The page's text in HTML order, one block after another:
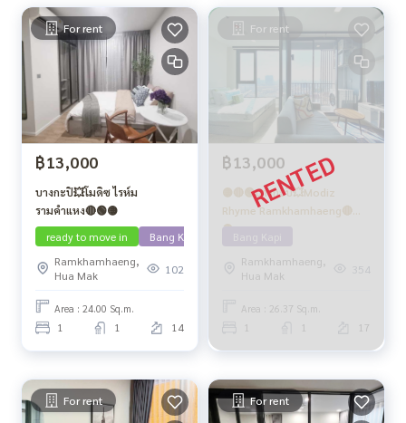
For rent
฿13,000
บางกะปิ💥โมดิซ ไรห์ม
รามคำแหง🔴🟢🟡
ready to move in
Bang Kapi
Ramkhamhaeng,
Hua Mak
102
Area : 24.00 Sq.m.
1 1 14
For rent
฿13,000
🟡🔴🟢บางกะปิ💥Modiz
Rhyme Ramkhamhaeng🔴🟢
🟡
Ramkhamhaeng,
Hua Mak
354
Area : 26.37 Sq.m.
1 1 17
For rent For rent